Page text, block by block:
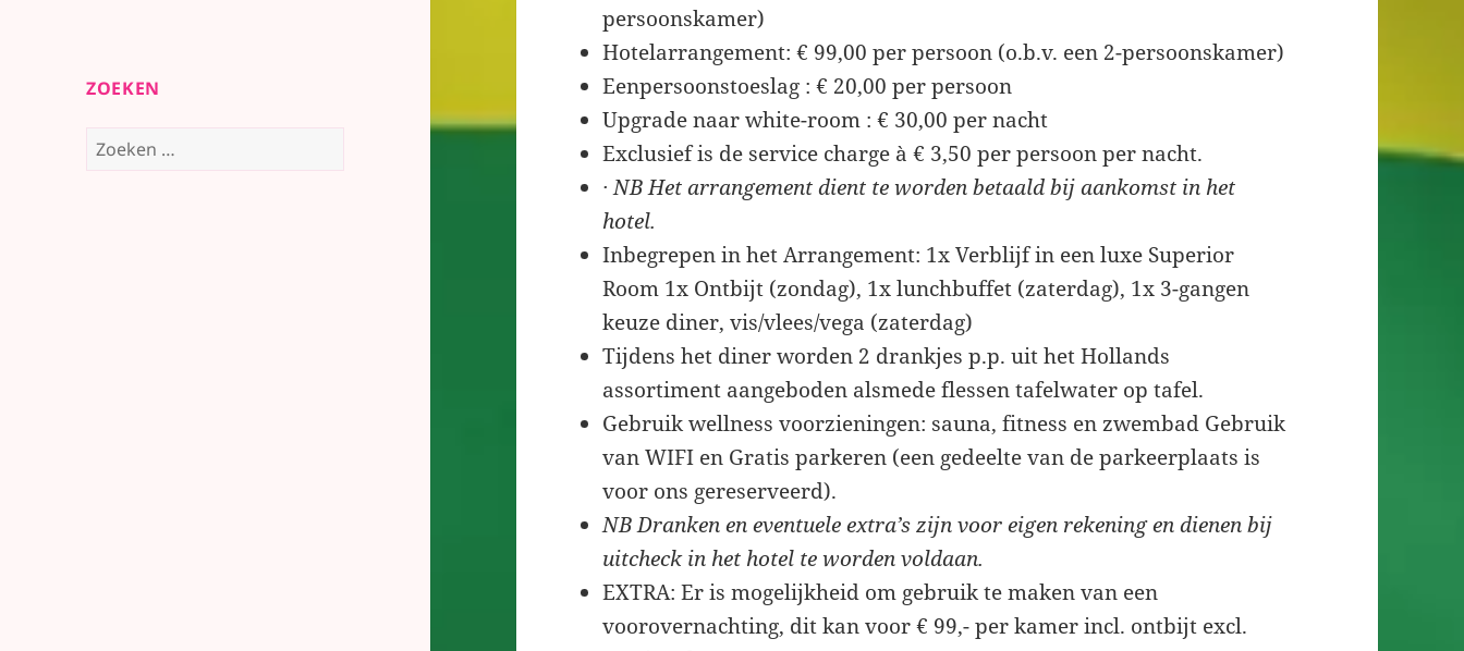
ZOEKEN
Zoeken
persoonskamer)
Hotelarrangement: € 99,00 per persoon (o.b.v. een 2-persoonskamer)
Eenpersoonstoeslag : € 20,00 per persoon
Upgrade naar white-room : € 30,00 per nacht
Exclusief is de service charge à € 3,50 per persoon per nacht.
·NB Het arrangement dient te worden betaald bij aankomst in het
hotel.
Inbegrepen in het Arrangement: 1x Verblijf in een luxe Superior
Room 1x Ontbijt (zondag), 1x lunchbuffet (zaterdag), 1x 3-gangen
keuze diner, vis/vlees/vega (zaterdag)
Tijdens het diner worden 2 drankjes p.p. uit het Hollands
assortiment aangeboden alsmede flessen tafelwater op tafel.
Gebruik wellness voorzieningen: sauna, fitness en zwembad Gebruik
van WIFI en Gratis parkeren (een gedeelte van de parkeerplaats is
voor ons gereserveerd).
NB Dranken en eventuele extra’s zijn voor eigen rekening en dienen bij
uitcheck in het hotel te worden voldaan.
EXTRA: Er is mogelijkheid om gebruik te maken van een
voorovernachting, dit kan voor € 99,- per kamer incl. ontbijt excl.